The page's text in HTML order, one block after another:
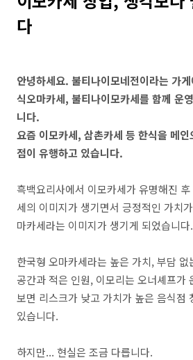
다
안녕하세요. 불티나이모네전이라는 가
식오마카세, 불티나이모카세를 함께 운
니다.
요즘 이모카세, 삼촌카세 등 한식을 메
점이 유행하고 있습니다.
흑백요리사에서 이모카세가 유명해진
세의 이미지가 생기면서 긍정적인 가치
마카세라는 이미지가 생기게 되었습니다.
한국형 오마카세라는 높은 가치, 부담
공간과 적은 인원, 이모리는 오너셰프가
보면 리스크가 낮고 가치가 높은 음식점
있습니다.
하지만... 현실은 조금 다릅니다.